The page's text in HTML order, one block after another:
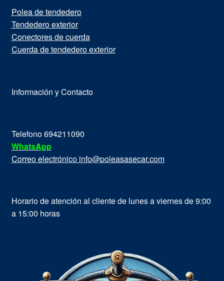
Polea de tendedero
Tendedero exterior
Conectores de cuerda
Cuerda de tendedero exterior
Información y Contacto
Telefono 694211090
WhatsApp
Correo electrónico info@poleasasecar.com
Horario de atención al cliente de lunes a viernes de 9:00
a 15:00 horas